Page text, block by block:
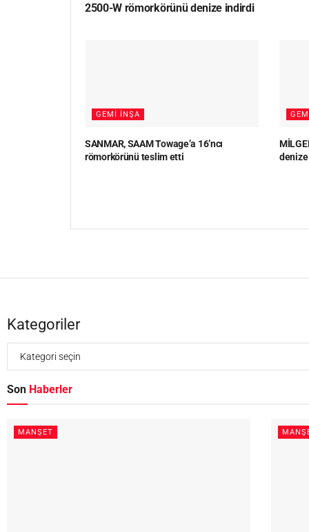
2500-W römorkörünü denize indirdi
GEMI İNŞA
SANMAR, SAAM Towage’a 16’ncı
römorkörünü teslim etti
Kategoriler
Son Haberler
MANŞET